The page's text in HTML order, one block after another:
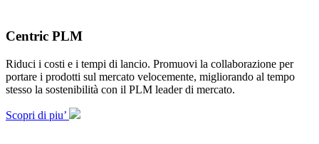
Centric PLM
Riduci i costi e i tempi di lancio. Promuovi la collaborazione per
portare i prodotti sul mercato velocemente, migliorando al tempo
stesso la sostenibilità con il PLM leader di mercato.
Scopri di piu’